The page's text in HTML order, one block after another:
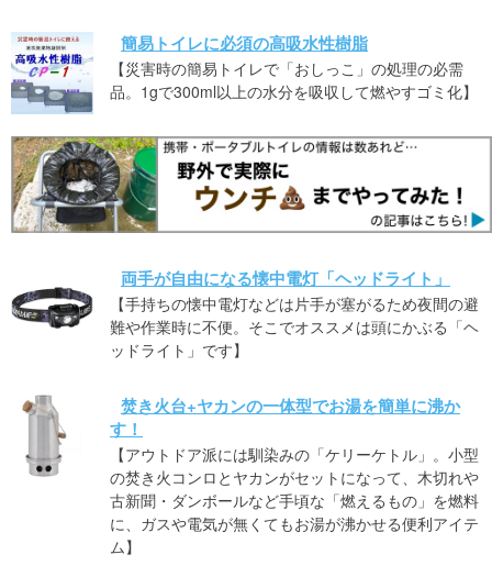
簡易トイレに必須の高吸水性樹脂
【災害時の簡易トイレで「おしっこ」の処理の必需
品。1gで300ml以上の水分を吸収して燃やすゴミ化】
両手が自由になる懐中電灯「ヘッドライト」
【手持ちの懐中電灯などは片手が塞がるため夜間の避
難や作業時に不便。そこでオススメは頭にかぶる「ヘ
ッドライト」です】
焚き火台+ヤカンの一体型でお湯を簡単に沸か
す！
【アウトドア派には馴染みの「ケリーケトル」。小型
の焚き火コンロとヤカンがセットになって、木切れや
古新聞・ダンボールなど手頃な「燃えるもの」を燃料
に、ガスや電気が無くてもお湯が沸かせる便利アイテ
ム】